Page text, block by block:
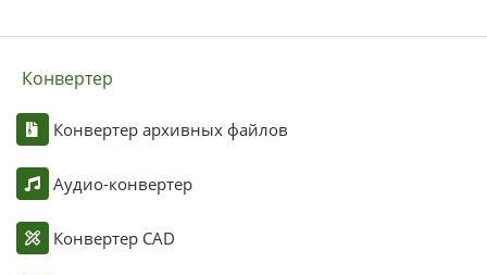
Конвертер
Конвертер архивных файлов
Аудио-конвертер
Конвертер CAD